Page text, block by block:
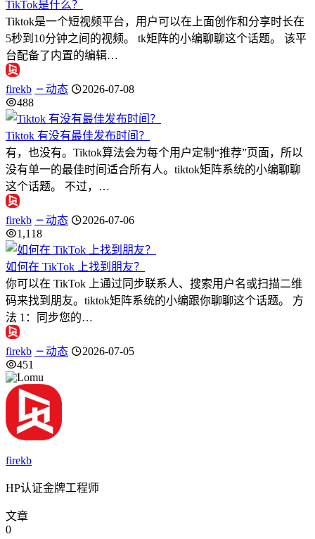
TikTok是什么？
Tiktok是一个短视频平台，用户可以在上面创作和分享时长在
5秒到10分钟之间的视频。 tk矩阵的小编聊聊这个话题。 该平
台配备了内置的编辑…
firekb 动态
2026-07-08
488
Tiktok 有没有最佳发布时间？
有，也没有。Tiktok算法会为每个用户定制“推荐”页面，所以
没有单一的最佳时间适合所有人。tiktok矩阵系统的小编聊聊
这个话题。 不过，…
firekb 动态
2026-07-06
1,118
如何在 TikTok 上找到朋友？
你可以在 TikTok 上通过同步联系人、搜索用户名或扫描二维
码来找到朋友。tiktok矩阵系统的小编跟你聊聊这个话题。 方
法 1：同步您的…
firekb 动态
2026-07-05
451
firekb
HP认证金牌工程师
文章
0